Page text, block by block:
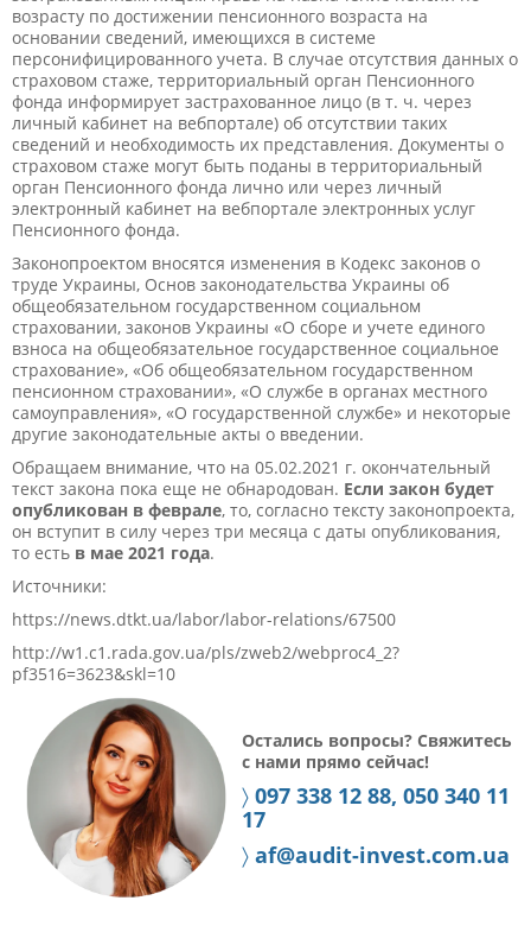
возрасту по достижении пенсионного возраста на
основании сведений, имеющихся в системе
персонифицированного учета. В случае отсутствия данных о
страховом стаже, территориальный орган Пенсионного
фонда информирует застрахованное лицо (в т. ч. через
личный кабинет на вебпортале) об отсутствии таких
сведений и необходимость их представления. Документы о
страховом стаже могут быть поданы в территориальный
орган Пенсионного фонда лично или через личный
электронный кабинет на вебпортале электронных услуг
Пенсионного фонда.
Законопроектом вносятся изменения в Кодекс законов о
труде Украины, Основ законодательства Украины об
общеобязательном государственном социальном
страховании, законов Украины «О сборе и учете единого
взноса на общеобязательное государственное социальное
страхование», «Об общеобязательном государственном
пенсионном страховании», «О службе в органах местного
самоуправления», «О государственной службе» и некоторые
другие законодательные акты о введении.
Обращаем внимание, что на 05.02.2021 г. окончательный
текст закона пока еще не обнародован. Если закон будет
опубликован в феврале, то, согласно тексту законопроекта,
он вступит в силу через три месяца с даты опубликования,
то есть в мае 2021 года.
Источники:
https://news.dtkt.ua/labor/labor-relations/67500
http://w1.c1.rada.gov.ua/pls/zweb2/webproc4_2?
pf3516=3623&skl=10
Остались вопросы? Свяжитесь
с нами прямо сейчас!
〉 097 338 12 88, 050 340 11
17
〉 af@audit-invest.com.ua